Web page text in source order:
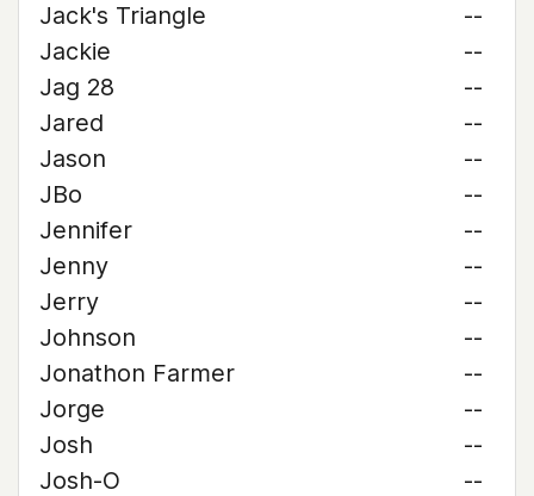
Jack's Triangle
--
Jackie
--
Jag 28
--
Jared
--
Jason
--
JBo
--
Jennifer
--
Jenny
--
Jerry
--
Johnson
--
Jonathon Farmer
--
Jorge
--
Josh
--
Josh-O
--